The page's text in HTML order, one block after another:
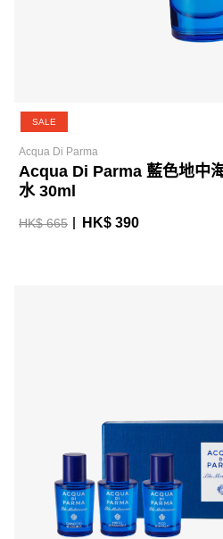
SALE
Acqua Di Parma
Acqua Di Parma 藍色地中
水 30ml
HK$ 665 HK$ 390